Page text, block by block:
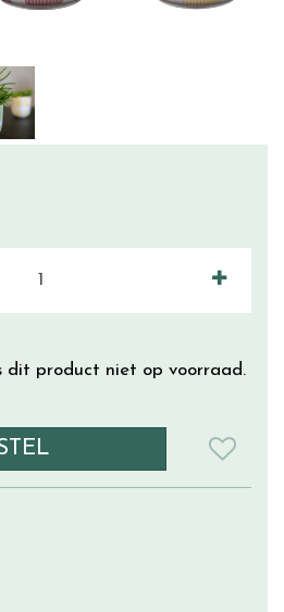
dit product niet op voorraad.